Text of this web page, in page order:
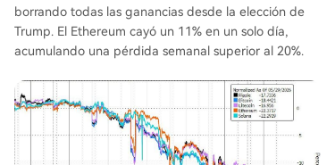
borrando todas las ganancias desde la elección de
Trump. El Ethereum cayó un 11% en un solo día,
acumulando una pérdida semanal superior al 20%.